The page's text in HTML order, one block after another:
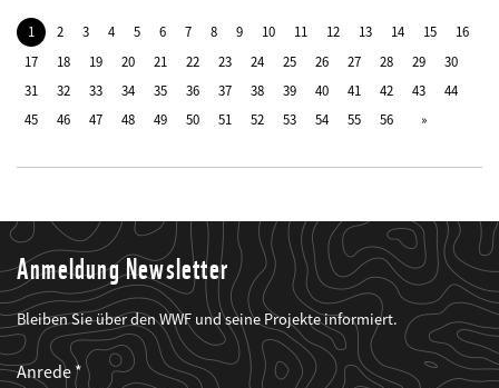
1 2 3 4 5 6 7 8 9 10 11 12 13 14 15
16
17
18 19 20 21 22 23 24 25 26 27 28 29
30
31
32 33 34 35 36 37 38 39 40 41 42 43
44
45
46 47 48 49 50 51 52 53 54 55 56
Anmeldung Newsletter
Bleiben Sie über den WWF und seine Projekte informiert.
Web2Case
Infofelder
Fieldset
anrede_name
Anrede